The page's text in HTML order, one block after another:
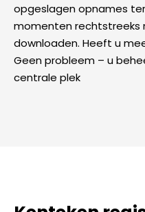
opgeslagen opnames
momenten rechtstreeks
downloaden. Heeft u
Geen probleem – u
centrale plek